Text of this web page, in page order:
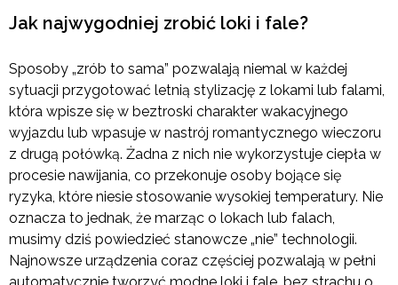
Jak najwygodniej zrobić loki i fale?
Sposoby „zrób to sama” pozwalają niemal w każdej
sytuacji przygotować letnią stylizację z lokami lub falami,
która wpisze się w beztroski charakter wakacyjnego
wyjazdu lub wpasuje w nastrój romantycznego wieczoru
z drugą połówką. Żadna z nich nie wykorzystuje ciepła w
procesie nawijania, co przekonuje osoby bojące się
ryzyka, które niesie stosowanie wysokiej temperatury. Nie
oznacza to jednak, że marząc o lokach lub falach,
musimy dziś powiedzieć stanowcze „nie” technologii.
Najnowsze urządzenia coraz częściej pozwalają w pełni